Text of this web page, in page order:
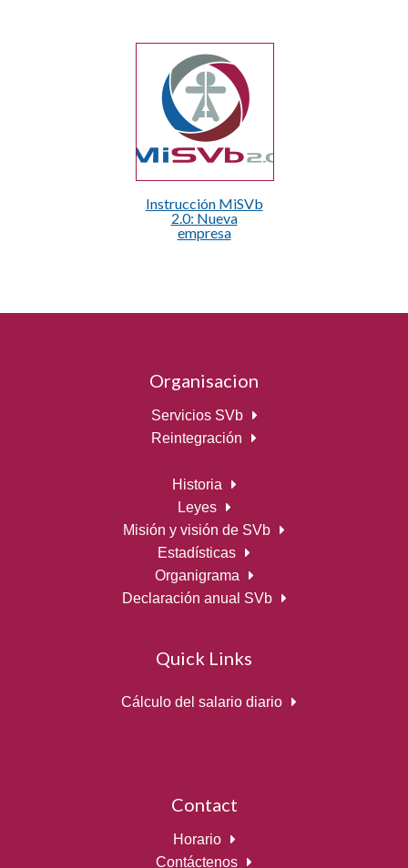
Instrucción MiSVb
2.0: Nueva
empresa
Organisacion
Servicios SVb
Reintegración
Historia
Leyes
Misión y visión de SVb
Estadísticas
Organigrama
Declaración anual SVb
Quick Links
Cálculo del salario diario
Contact
Horario
Contáctenos